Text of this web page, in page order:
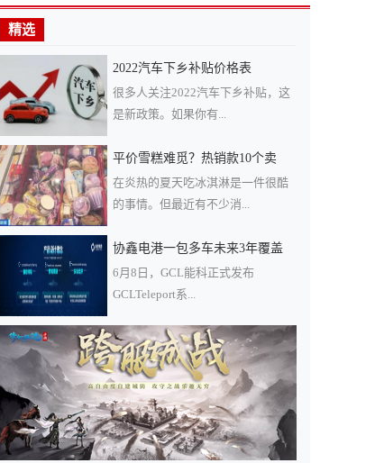
精选
2022汽车下乡补贴价格表
很多人关注2022汽车下乡补贴，这
是新政策。如果你有...
平价雪糕难觅？热销款10个卖
在炎热的夏天吃冰淇淋是一件很酷
的事情。但最近有不少消...
协鑫电港一包多车未来3年覆盖
6月8日，GCL能科正式发布
GCLTeleport系...